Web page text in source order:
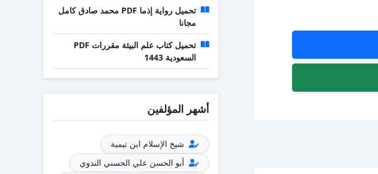
تحميل رواية إذما PDF محمد صادق كامل
مجانا
تحميل كتاب علم البيئة مقررات PDF
السعودية 1443
أشهر المؤلفين
شيخ الإسلام ابن تيمية
أبو الحسن علي الحسني الندوي